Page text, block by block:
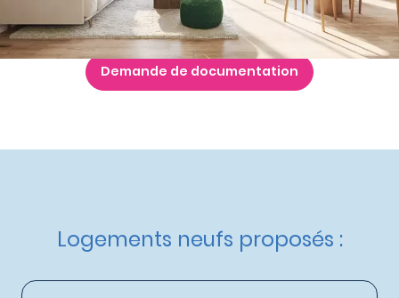
Prêt à taux 0% - PTZ+,Statut LMNP, Logement
Locatif Intermédiaire,Dispositif Jeanbrun
Demande de documentation
Logements neufs proposés :